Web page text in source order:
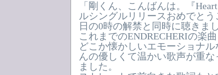
「剛くん、こんばんは。『
ルシングルリリースおめでと
日の0時の解禁と同時に聴きま
これまでのENDRECHERIの楽
どこか懐かしいエモーショナ
んの優しくて温かい歌声が重
ました。